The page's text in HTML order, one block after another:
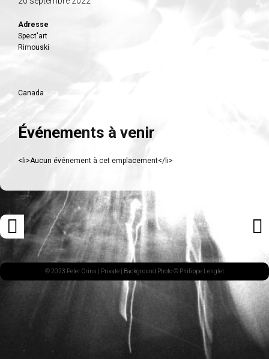
Adresse
Spect'art
Rimouski
Canada
Événements à venir
<li>Aucun événement à cet emplacement</li>
Navigation
des
articles
ARTICLE
PRÉCÉDENT© 2023 Peter Orins | Private | Background Photo © Philippe Lenglet